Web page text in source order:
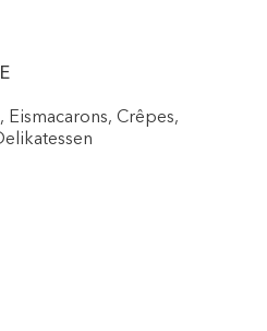
Crêpes,